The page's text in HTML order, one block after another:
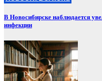
В Новосибирске наблюдается
инфекции